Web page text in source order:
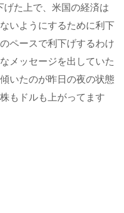
げた上で、米国の経済は
いようにするために利下
ペースで利下げするわけ
メッセージを出していた
いたのが昨日の夜の状態
もドルも上がってます